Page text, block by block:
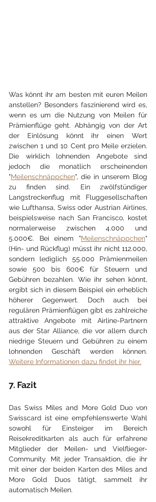
Was könnt ihr am besten mit euren Meilen
anstellen? Besonders faszinierend wird es,
wenn es um die Nutzung von Meilen für
Prämienflüge geht. Abhängig von der Art
der Einlösung könnt ihr einen Wert
zwischen 1 und 10 Cent pro Meile erzielen.
Die wirklich lohnenden Angebote sind
jedoch die monatlich erscheinenden
"Meilenschnäppchen", die in unserem Blog
zu finden sind. Ein zwölfstündiger
Langstreckenflug mit Fluggesellschaften
wie Lufthansa, Swiss oder Austrian Airlines,
beispielsweise nach San Francisco, kostet
normalerweise zwischen 4.000 und
5.000€. Bei einem "Meilenschnäppchen"
(Hin- und Rückflug) müsst ihr nicht 112.000,
sondern lediglich 55.000 Prämienmeilen
sowie 500 bis 600€ für Steuern und
Gebühren bezahlen. Wie ihr sehen könnt,
ergibt sich in diesem Beispiel ein erheblich
höherer Gegenwert. Doch auch bei
regulären Prämienflügen gibt es zahlreiche
attraktive Angebote mit Airline-Partnern
aus der Star Alliance, die vor allem durch
niedrige Steuern und Gebühren zu einem
Weitere Informationen dazu findet ihr hier.
7. Fazit
Das Swiss Miles and More Gold Duo von
Swisscard ist eine empfehlenswerte Wahl
sowohl für Einsteiger im Bereich
Reisekreditkarten als auch für erfahrene
Mitglieder der Meilen- und Vielflieger-
Community. Mit jeder Transaktion, die ihr
mit einer der beiden Karten des Miles and
More Gold Duos tätigt, sammelt ihr
automatisch Meilen.